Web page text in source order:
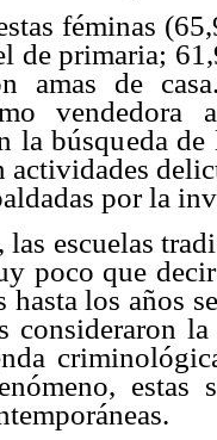
féminas
de primaria;
amas de
la búsqueda
actividades
por la
las escuelas
poco que
hasta los años
consideraron
estas